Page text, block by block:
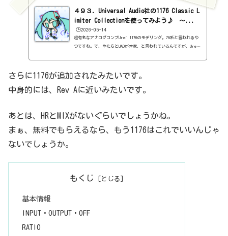
４９３．Universal Audio社の1176 Classic L
imiter Collectionを使ってみよう♪ ～...
🕒️2026-05-14
超有名なアナログコンプUrei 1176のモデリング。76系と言われるや
つですね。で、やたらとUADが本家、と言われているんですが、Urei
D、Rev.E、Rev.F、Rev.G、Rev.H、LN、AE。で、このうちの、3つ、R
tion）がセットになっているようです。3つセットなので、価格は1/3
さらに1176が追加されたみたいです。
中身的には、Rev Aに近いみたいです。
あとは、HRとMIXがないぐらいでしょうかね。
まぁ、無料でもらえるなら、もう1176はこれでいいんじゃ
ないでしょうか。
もくじ
基本情報
INPUT・OUTPUT・OFF
RATIO